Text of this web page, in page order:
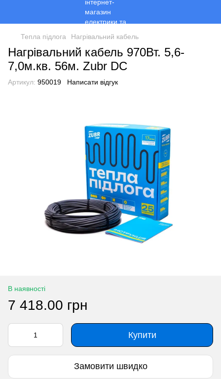
Тепла підлога Нагрівальний кабель
Нагрівальний кабель 970Вт. 5,6-
7,0м.кв. 56м. Zubr DC
Артикул: 950019 Написати відгук
В наявності
7 418.00 грн
Купити
Замовити швидко